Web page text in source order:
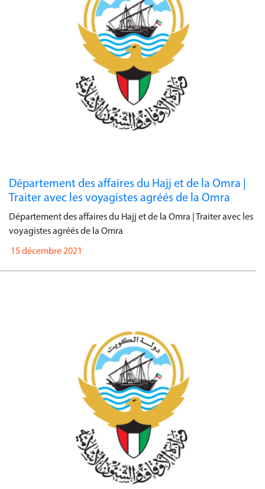
Département des affaires du Hajj et de la Omra |
Traiter avec les voyagistes agréés de la Omra
Département des affaires du Hajj et de la Omra | Traiter avec les
voyagistes agréés de la Omra
15 décembre 2021